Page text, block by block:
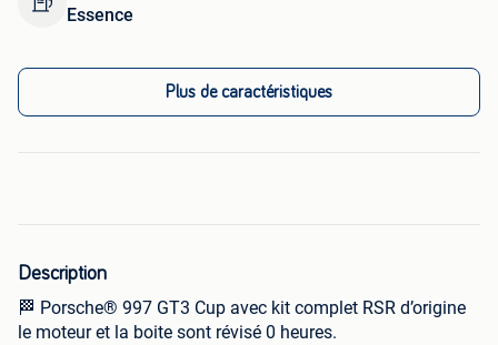
Essence
Plus de caractéristiques
Description
🏁 Porsche® 997 GT3 Cup avec kit complet RSR d’origine
le moteur et la boite sont révisé 0 heures.